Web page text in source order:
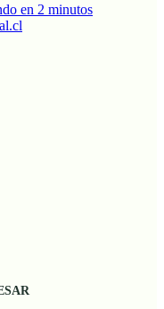
en 2 minutos